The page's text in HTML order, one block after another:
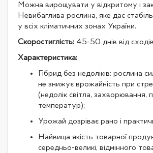
Можна вирощувати у відкритому і
Невибаглива рослина, яке дає
у всіх кліматичних зонах України.
Скоростиглість: 45-50 днів від
Характеристика:
Гібрид без недоліків: рослина
не знижує врожайність при
(недолік світла, захворювання,
температур);
Урожай дозріває рано і
Найвища якість товарної
середньо-великі, відмінного